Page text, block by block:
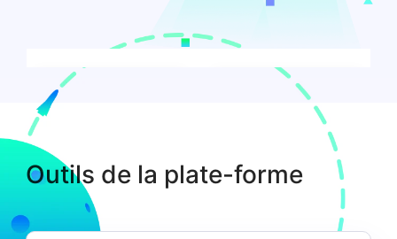
Ubuntu
Outils de la plate-forme